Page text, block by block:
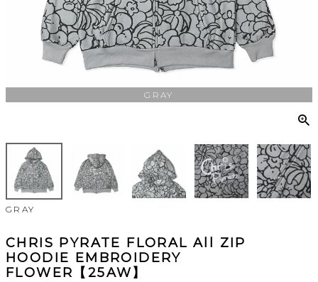
GRAY
GRAY
CHRIS PYRATE FLORAL All ZIP
HOODIE EMBROIDERY
FLOWER【25AW】